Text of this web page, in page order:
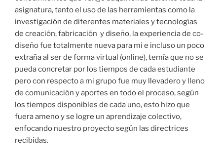
asignatura, tanto el uso de las herramientas como la
investigación de diferentes materiales y tecnologías
de creación, fabricación y diseño, la experiencia de co-
diseño fue totalmente nueva para mi e incluso un poco
extraña al ser de forma virtual (online), temía que no se
pueda concretar por los tiempos de cada estudiante
pero con respecto a mi grupo fue muy llevadero y lleno
de comunicación y aportes en todo el proceso, según
los tiempos disponibles de cada uno, esto hizo que
fuera ameno y se logre un aprendizaje colectivo,
enfocando nuestro proyecto según las directrices
recibidas.